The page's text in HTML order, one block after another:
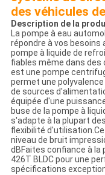
DE
des véhicules
Description de la
La pompe à eau
répondre à vos
pompe à liquide de
fiables même dans des
est une pompe
permet une
de sources
équipée d'une
buse de la pompe à
s'adapte à la plupart
flexibilité
niveau de bruit
dBFaites confiance à la
426T BLDC pour une
spécifications